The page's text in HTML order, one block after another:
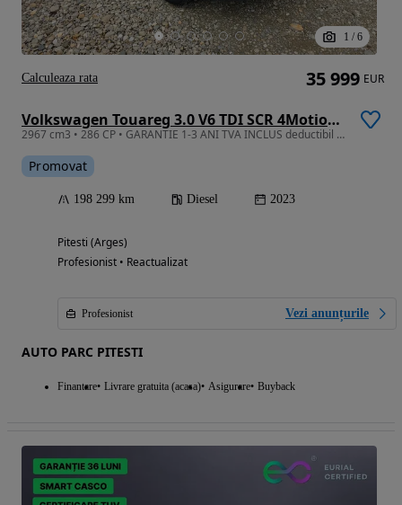
1 / 6
Volkswagen Touareg 3.0 V6 TDI SCR 4Motion Automatik R-Line
2967 cm3 • 286 CP • GARANTIE 1-3 ANI TVA INCLUS deductibil R-Line int./ext RATE si LEASING
Promovat
198 299 km Diesel 2023
Pitesti (Arges)
Profesionist • Reactualizat
Profesionist Vezi anunțurile
AUTO PARC PITESTI
Finantare Livrare gratuita (acasa) Asigurare Buyback
35 999 EUR
Calculeaza rata